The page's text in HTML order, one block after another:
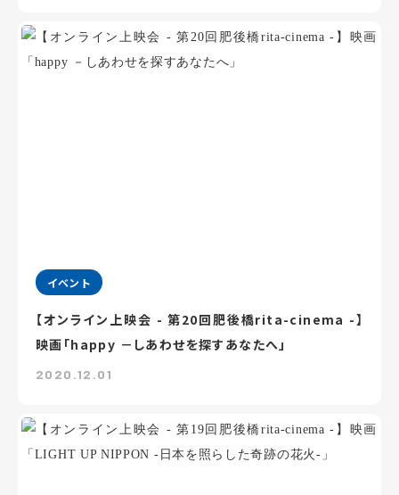
イベント
【オンライン上映会 - 第20回肥後橋rita-cinema -】
映画「happy －しあわせを探すあなたへ」
2020.12.01